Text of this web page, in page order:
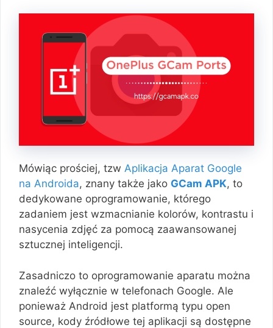
Mówiąc prościej, tzw Aplikacja Aparat Google
na Androida, znany także jako GCam APK, to
dedykowane oprogramowanie, którego
zadaniem jest wzmacnianie kolorów, kontrastu i
nasycenia zdjęć za pomocą zaawansowanej
sztucznej inteligencji.
Zasadniczo to oprogramowanie aparatu można
znaleźć wyłącznie w telefonach Google. Ale
ponieważ Android jest platformą typu open
source, kody źródłowe tej aplikacji są dostępne